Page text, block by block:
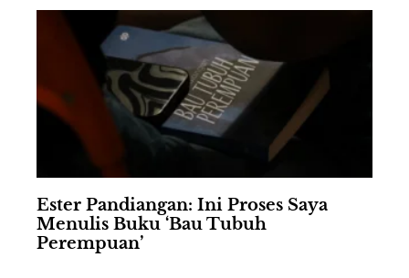
Ester Pandiangan: Ini Proses Saya
Menulis Buku ‘Bau Tubuh
Perempuan’